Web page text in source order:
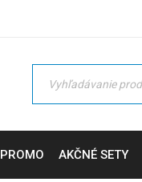
PROMO AKČNÉ SETY